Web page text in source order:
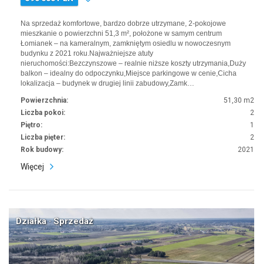
Na sprzedaż komfortowe, bardzo dobrze utrzymane, 2-pokojowe
mieszkanie o powierzchni 51,3 m², położone w samym centrum
Łomianek – na kameralnym, zamkniętym osiedlu w nowoczesnym
budynku z 2021 roku.Najważniejsze atuty
nieruchomości:Bezczynszowe – realnie niższe koszty utrzymania,Duży
balkon – idealny do odpoczynku,Miejsce parkingowe w cenie,Cicha
lokalizacja – budynek w drugiej linii zabudowy,Zamk…
Powierzchnia:
51,30 m2
Liczba pokoi:
2
Piętro:
1
Liczba pięter:
2
Rok budowy:
2021
Więcej
Działka · Sprzedaż